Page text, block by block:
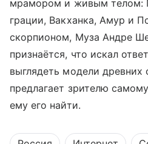
мрамором и живым телом:
грации, Вакханка, Амур и
скорпионом, Муза Андре
признаётся, что искал
выглядеть модели древних
предлагает зрителю
ему его найти.